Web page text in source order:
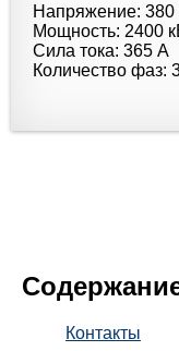
Напряжение: 380
Мощность: 2400
Сила тока: 365 А
Количество фаз:
Контакты